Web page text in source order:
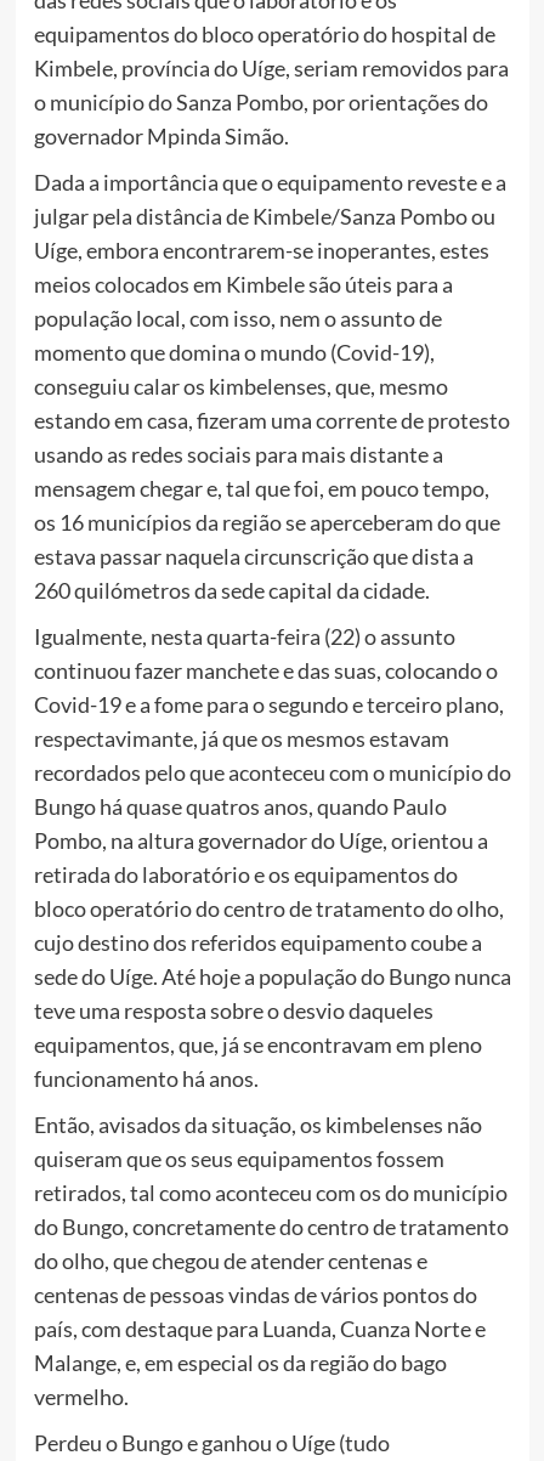
equipamentos do bloco operatório do hospital de
Kimbele, província do Uíge, seriam removidos para
o município do Sanza Pombo, por orientações do
governador Mpinda Simão.
Dada a importância que o equipamento reveste e a
julgar pela distância de Kimbele/Sanza Pombo ou
Uíge, embora encontrarem-se inoperantes, estes
meios colocados em Kimbele são úteis para a
população local, com isso, nem o assunto de
momento que domina o mundo (Covid-19),
conseguiu calar os kimbelenses, que, mesmo
estando em casa, fizeram uma corrente de protesto
usando as redes sociais para mais distante a
mensagem chegar e, tal que foi, em pouco tempo,
os 16 municípios da região se aperceberam do que
estava passar naquela circunscrição que dista a
260 quilómetros da sede capital da cidade.
Igualmente, nesta quarta-feira (22) o assunto
continuou fazer manchete e das suas, colocando o
Covid-19 e a fome para o segundo e terceiro plano,
respectavimante, já que os mesmos estavam
recordados pelo que aconteceu com o município do
Bungo há quase quatros anos, quando Paulo
Pombo, na altura governador do Uíge, orientou a
retirada do laboratório e os equipamentos do
bloco operatório do centro de tratamento do olho,
cujo destino dos referidos equipamento coube a
sede do Uíge. Até hoje a população do Bungo nunca
teve uma resposta sobre o desvio daqueles
equipamentos, que, já se encontravam em pleno
funcionamento há anos.
Então, avisados da situação, os kimbelenses não
quiseram que os seus equipamentos fossem
retirados, tal como aconteceu com os do município
do Bungo, concretamente do centro de tratamento
do olho, que chegou de atender centenas e
centenas de pessoas vindas de vários pontos do
país, com destaque para Luanda, Cuanza Norte e
Malange, e, em especial os da região do bago
vermelho.
Perdeu o Bungo e ganhou o Uíge (tudo